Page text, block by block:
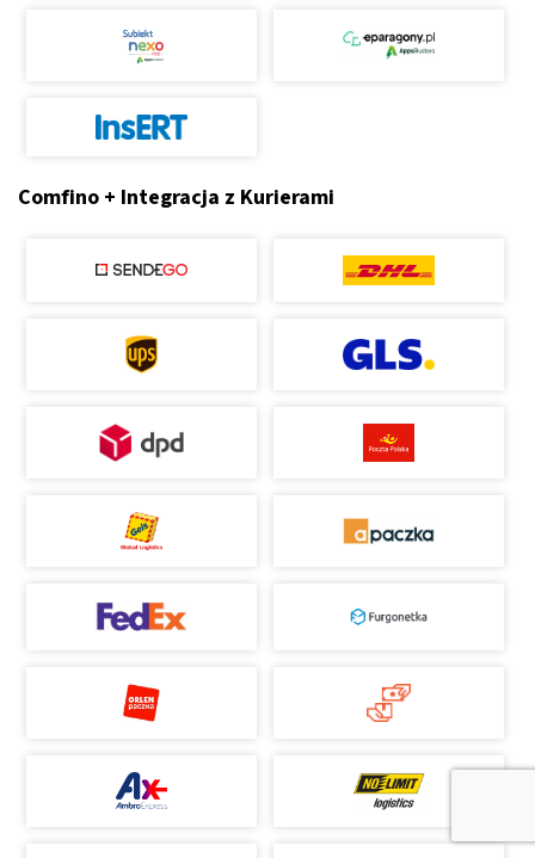
Comfino + Integracja z Kurierami